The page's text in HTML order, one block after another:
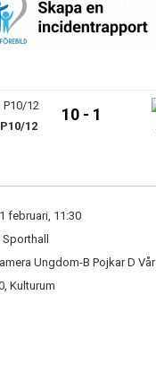
12
10 - 1
februari, 11:30
Ungdom-B Pojkar D Vår
Kulturum